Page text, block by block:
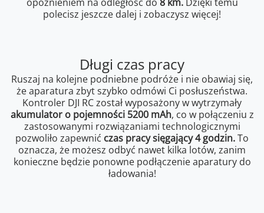
polecisz jeszcze dalej i zobaczysz więcej!
Długi czas pracy
Ruszaj na kolejne podniebne podróże i nie obawiaj się,
że aparatura zbyt szybko odmówi Ci posłuszeństwa.
Kontroler DJI RC został wyposażony w wytrzymały
akumulator o pojemności 5200 mAh, co w połączeniu z
zastosowanymi rozwiązaniami technologicznymi
pozwoliło zapewnić czas pracy sięgający 4 godzin.To
oznacza, że możesz odbyć nawet kilka lotów, zanim
konieczne będzie ponowne podłączenie aparatury do
ładowania!